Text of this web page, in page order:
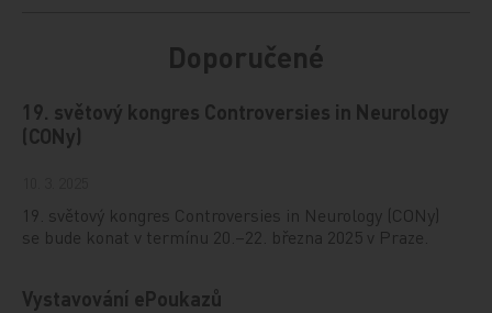
Doporučené
19. světový kongres Controversies in Neurology
(CONy)
19. světový kongres Controversies in Neurology (CONy)
se bude konat v termínu 20.–22. března 2025 v Praze.
Vystavování ePoukazů